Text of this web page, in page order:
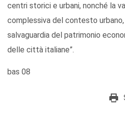
centri storici e urbani, nonché la
complessiva del contesto
salvaguardia del patrimonio
delle città italiane”.
bas 08